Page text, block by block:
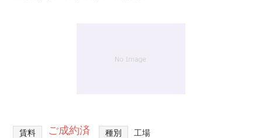
賃料 ご成約済 種別 工場